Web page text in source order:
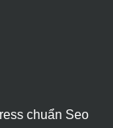
chuẩn Seo